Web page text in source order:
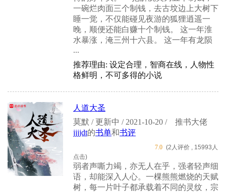
一碗烂肉面三个制钱，去古坟边上大树下
睡一觉，不仅能碰见夜游的狐狸逍遥一
晚，顺便还能白赚十个制钱。 这一年淮
水暴涨，淹三州十六县。 这一年有龙陨
...
推荐理由: 设定合理，智商在线，人物性
格鲜明，不可多得的小说
人道大圣
莫默 / 更新中 / 2021-10-20 /
推书大佬
jjjjdt的书单和书评
7.0 (2人评价 , 15993人
点击)
弱者声嘶力竭，亦无人在乎，强者轻声细
语，却能深入人心。一棵熊熊燃烧的天赋
树，每一片叶子都承载着不同的灵纹，宗